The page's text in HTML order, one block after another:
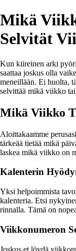
Mikä
Selvität
Kun kiireinen arki
saattaa joskus olla
meneillään. Ei huolta,
selvittää mikä viikko
Mikä Viikko
Aloittakaamme
tärkeää tietää mikä
laskea mikä viikko on
Kalenterin
Yksi helpoimmista
kalenteria. Etsi
rinnalla. Tämä on
Viikkonumeron
Joskus et löydä